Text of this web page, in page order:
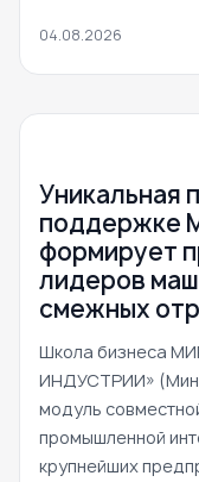
04.08.2026
Уникальная
поддержке
формирует
лидеров
смежных
Школа бизнеса
ИНДУСТРИИ»
модуль
промышленной
крупнейших